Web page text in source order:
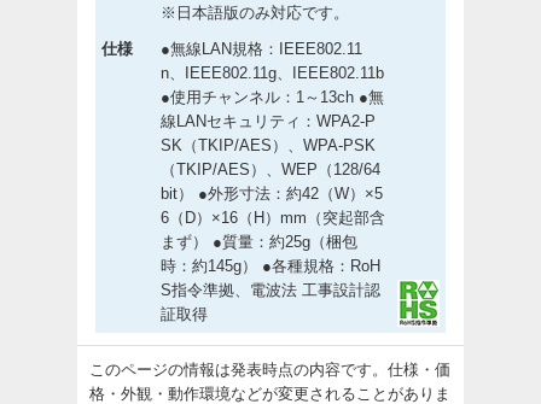
※日本語版のみ対応です。
仕様
●無線LAN規格：IEEE802.11
n、IEEE802.11g、IEEE802.11b
●使用チャンネル：1～13ch ●無
線LANセキュリティ：WPA2-P
SK（TKIP/AES）、WPA-PSK
（TKIP/AES）、WEP（128/64
bit） ●外形寸法：約42（W）×5
6（D）×16（H）mm（突起部含
まず） ●質量：約25g（梱包
時：約145g） ●各種規格：RoH
S指令準拠、電波法 工事設計認
証取得
このページの情報は発表時点の内容です。仕様・価
格・外観・動作環境などが変更されることがありま